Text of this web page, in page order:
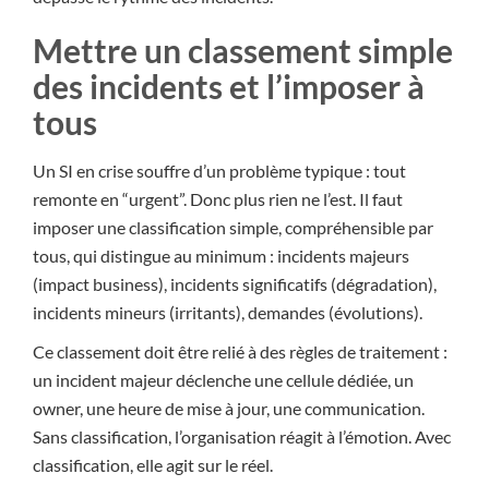
Mettre un classement simple
des incidents et l’imposer à
tous
Un SI en crise souffre d’un problème typique : tout
remonte en “urgent”. Donc plus rien ne l’est. Il faut
imposer une classification simple, compréhensible par
tous, qui distingue au minimum : incidents majeurs
(impact business), incidents significatifs (dégradation),
incidents mineurs (irritants), demandes (évolutions).
Ce classement doit être relié à des règles de traitement :
un incident majeur déclenche une cellule dédiée, un
owner, une heure de mise à jour, une communication.
Sans classification, l’organisation réagit à l’émotion. Avec
classification, elle agit sur le réel.